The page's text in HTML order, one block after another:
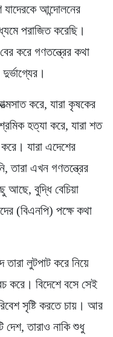
যাদেরকে আন্দোলনের
পরাজিত করেছি।
করে গণতন্ত্রের কথা
করে, যারা কৃষকের
হত্যা করে, যারা শত
যারা এদেশের
তারা এখন গণতন্ত্রের
আছে, বুদ্ধি বেচিয়া
(বিএনপি) পক্ষে কথা
তারা লুটপাট করে নিয়ে
করে। বিদেশে বসে সেই
সৃষ্টি করতে চায়। আর
দেশ, তারাও নাকি শুধু